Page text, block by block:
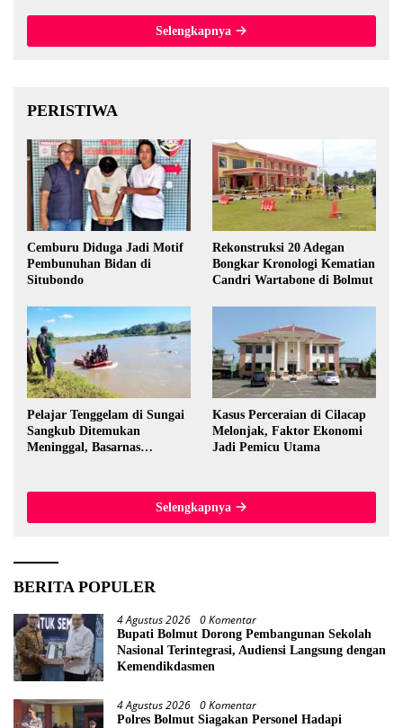
Selengkapnya
PERISTIWA
Cemburu Diduga Jadi Motif
Pembunuhan Bidan di
Situbondo
Rekonstruksi 20 Adegan
Bongkar Kronologi Kematian
Candri Wartabone di Bolmut
Pelajar Tenggelam di Sungai
Sangkub Ditemukan
Meninggal, Basarnas
Kasus Perceraian di Cilacap
Melonjak, Faktor Ekonomi
Jadi Pemicu Utama
Selengkapnya
BERITA POPULER
4 Agustus 2026 0 Komentar
Bupati Bolmut Dorong Pembangunan Sekolah
Nasional Terintegrasi, Audiensi Langsung dengan
Kemendikdasmen
4 Agustus 2026 0 Komentar
Polres Bolmut Siagakan Personel Hadapi